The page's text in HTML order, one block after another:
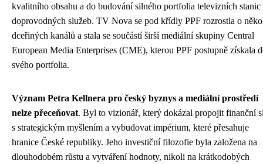
kvalitního obsahu a do budování silného portfolia televizních stanic
doprovodných služeb. TV Nova se pod křídly PPF rozrostla o
dceřiných kanálů a stala se součástí širší mediální skupiny Central
European Media Enterprises (CME), kterou PPF postupně získala
svého portfolia.
Význam Petra Kellnera pro český byznys a mediální prostředí
nelze přeceňovat. Byl to vizionář, který dokázal propojit finanční
s strategickým myšlením a vybudovat impérium, které přesahuje
hranice České republiky. Jeho investiční filozofie byla založena na
dlouhodobém růstu a vytváření hodnoty, nikoli na krátkodobých